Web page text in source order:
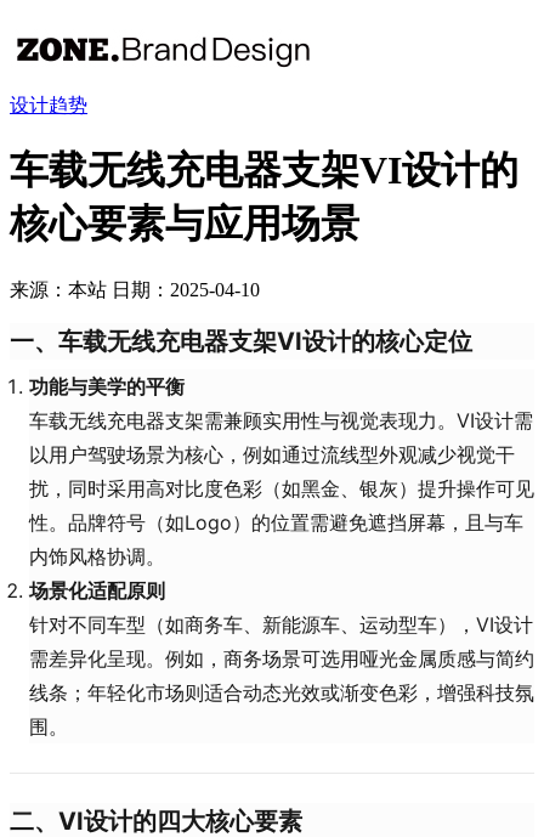
设计趋势
车载无线充电器支架VI设计的
核心要素与应用场景​
来源：本站 日期：2025-04-10
一、车载无线充电器支架VI设计的核心定位
功能与美学的平衡
车载无线充电器支架需兼顾实用性与视觉表现力。VI设计需
以用户驾驶场景为核心，例如通过流线型外观减少视觉干
扰，同时采用高对比度色彩（如黑金、银灰）提升操作可见
性。品牌符号（如Logo）的位置需避免遮挡屏幕，且与车
内饰风格协调。
场景化适配原则
针对不同车型（如商务车、新能源车、运动型车），VI设计
需差异化呈现。例如，商务场景可选用哑光金属质感与简约
线条；年轻化市场则适合动态光效或渐变色彩，增强科技氛
围。
二、VI设计的四大核心要素